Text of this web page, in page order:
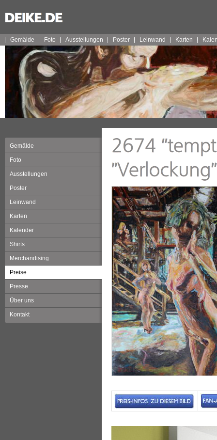
Gemälde Foto Ausstellungen Poster Leinwand Karten
Gemälde
Foto
Ausstellungen
Poster
Leinwand
Karten
Kalender
Shirts
Merchandising
Preise
Presse
Über uns
Kontakt